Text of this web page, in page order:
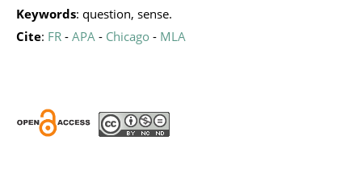
Keywords: question, sense.
Cite: FR - APA - Chicago - MLA